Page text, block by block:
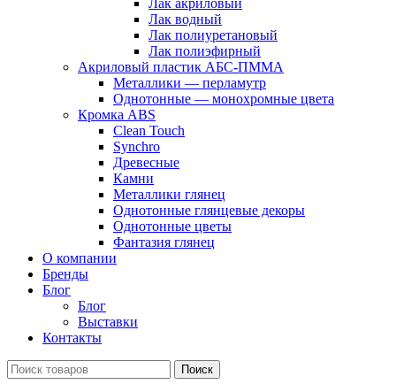
Лак акриловый
Лак водный
Лак полиуретановый
Лак полиэфирный
Акриловый пластик АБС-ПММА
Металлики — перламутр
Однотонные — монохромные цвета
Кромка ABS
Clean Touch
Synchro
Древесные
Камни
Металлики глянец
Однотонные глянцевые декоры
Однотонные цветы
Фантазия глянец
О компании
Бренды
Блог
Блог
Выставки
Контакты
Поиск